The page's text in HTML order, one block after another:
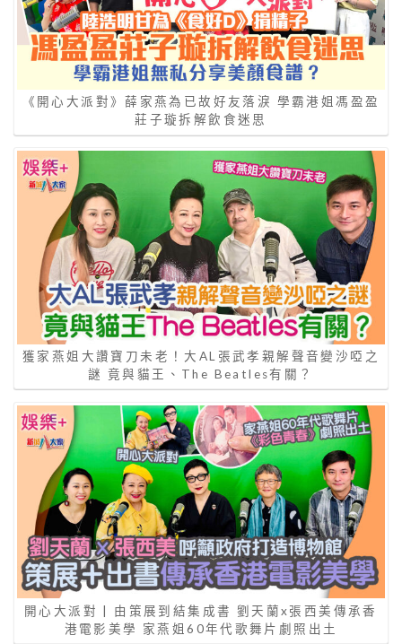
《開心大派對》薛家燕為已故好友落淚 學霸港姐馮盈盈
莊子璇拆解飲食迷思
獲家燕姐大讚寶刀未老！大AL張武孝親解聲音變沙啞之
謎 竟與貓王、The Beatles有關？
開心大派對 | 由策展到結集成書 劉天蘭x張西美傳承香
港電影美學 家燕姐60年代歌舞片劇照出土